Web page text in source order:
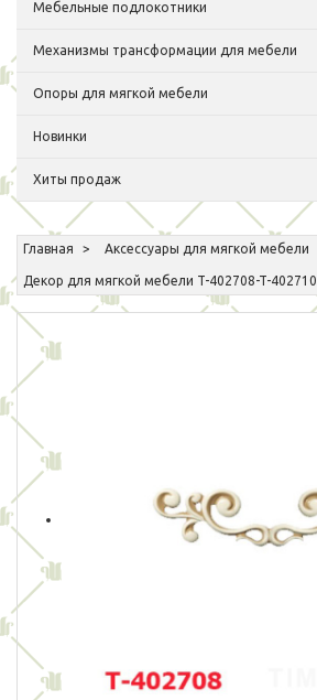
Мебельные подлокотники
Механизмы трансформации для мебели
Опоры для мягкой мебели
Новинки
Хиты продаж
Главная Аксессуары для мягкой мебели
Декор для мягкой мебели T-402708-T-402710